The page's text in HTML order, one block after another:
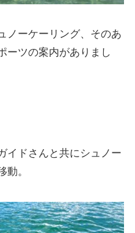
ノーケーリング、そのあ
ーツの案内がありまし
イドさんと共にシュノー
動。